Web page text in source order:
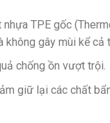
TPE gốc
không gây mùi kể
chống ồn vượt trội.
giữ lại các chất